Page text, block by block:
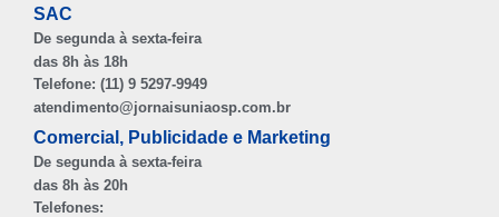
SAC
De segunda à sexta-feira
das 8h às 18h
Telefone: (11) 9 5297-9949
atendimento@jornaisuniaosp.com.br
Comercial, Publicidade e Marketing
De segunda à sexta-feira
das 8h às 20h
Telefones: